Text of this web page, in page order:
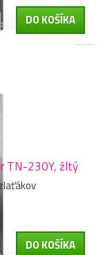
DO KOŠÍKA
TN-230Y, žltý
DO KOŠÍKA